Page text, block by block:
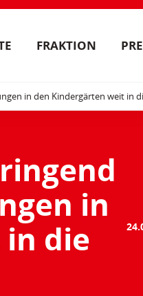
FRAKTION
in den Kindergärten weit in
in
die